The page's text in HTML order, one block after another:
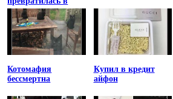
принцессу
Котомафия
бессмертна
Купил в кредит
айфон